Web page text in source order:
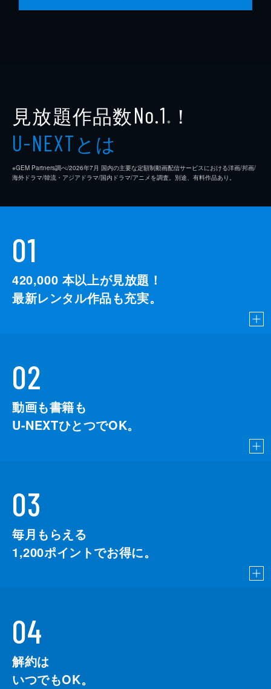
見放題作品数No.1 ※ ！
U-NEXTとは
※GEM Partners調べ/2026年7⽉ 国内の主要な定額制動画配信サービスにおける洋画/邦画/
海外ドラマ/韓流・アジアドラマ/国内ドラマ/アニメを調査。別途、有料作品あり。
01
420,000 本以上が見放題！
最新レンタル作品も充実。
02
動画も書籍も
U-NEXTひとつでOK。
03
毎月もらえる
1,200ポイントでお得に。
04
解約は
いつでもOK。